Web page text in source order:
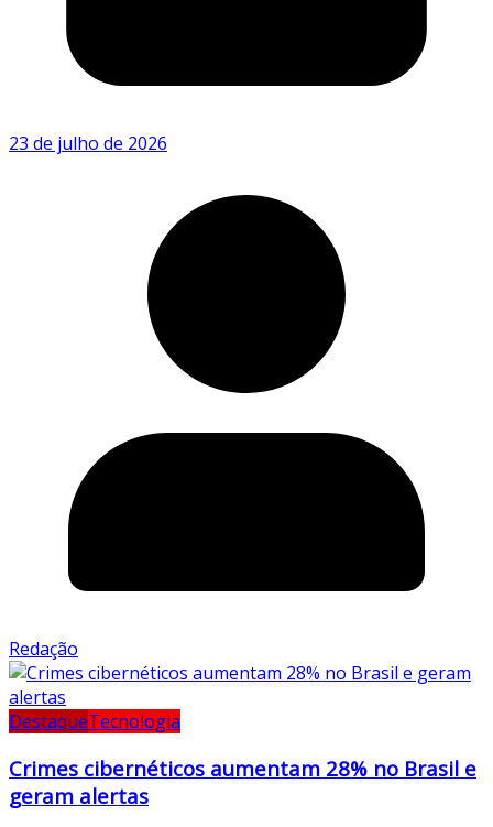
23 de julho de 2026
Redação
DestaqueTecnologia
Crimes cibernéticos aumentam 28% no Brasil e
geram alertas